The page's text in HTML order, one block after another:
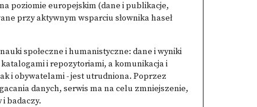
poziomie europejskim (dane i publikacje,
przy aktywnym wsparciu słownika haseł
społeczne i humanistyczne: dane i wyniki
i repozytoriami, a komunikacja i
i obywatelami - jest utrudniona. Poprzez
danych, serwis ma na celu zmniejszenie,
badaczy.